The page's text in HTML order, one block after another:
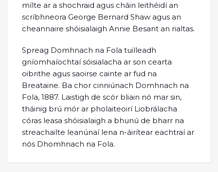
mílte ar a shochraid agus cháin leithéidí an
scríbhneora George Bernard Shaw agus an
cheannaire shóisialaigh Annie Besant an rialtas.
Spreag Domhnach na Fola tuilleadh
gníomhaíochtaí sóisialacha ar son cearta
oibrithe agus saoirse cainte ar fud na
Breataine. Ba chor cinniúnach Domhnach na
Fola, 1887. Laistigh de scór bliain nó mar sin,
tháinig brú mór ar pholaiteoirí Liobrálacha
córas leasa shóisialaigh a bhunú de bharr na
streachailte leanúnaí lena n-áirítear eachtraí ar
nós Dhomhnach na Fola.